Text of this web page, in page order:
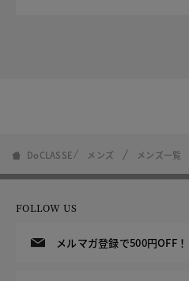
DoCLASSE メンズ メンズ一覧
FOLLOW US
メルマガ登録で500円OFF！